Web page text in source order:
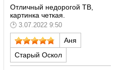
Отличный недорогой ТВ,
картинка четкая.
3.07.2022 9:50
Аня
Старый Оскол